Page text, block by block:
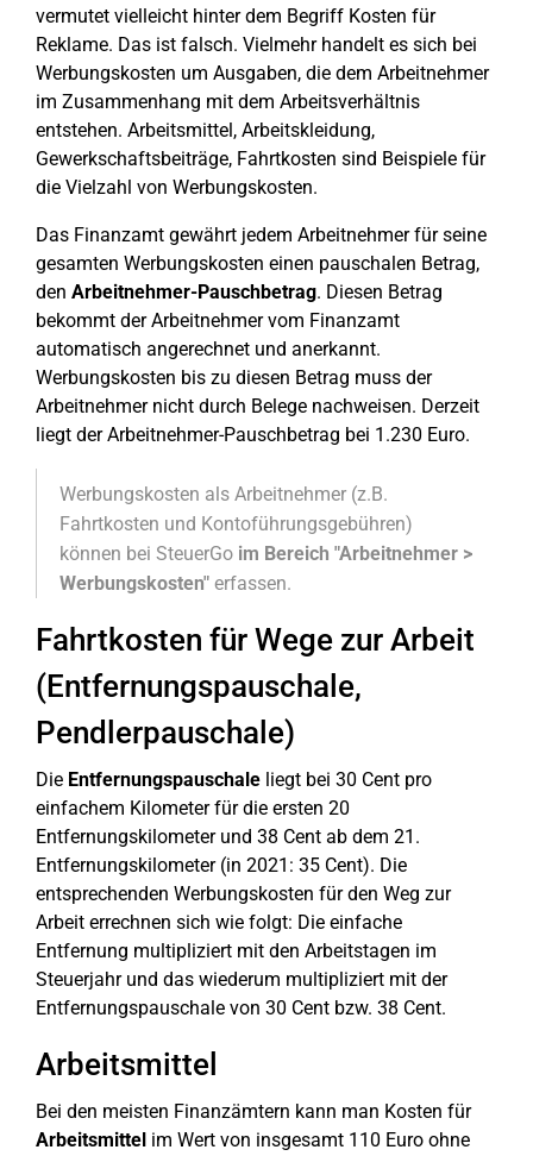
vermutet vielleicht hinter dem Begriff Kosten für
Reklame. Das ist falsch. Vielmehr handelt es sich bei
Werbungskosten um Ausgaben, die dem Arbeitnehmer
im Zusammenhang mit dem Arbeitsverhältnis
entstehen. Arbeitsmittel, Arbeitskleidung,
Gewerkschaftsbeiträge, Fahrtkosten sind Beispiele für
die Vielzahl von Werbungskosten.
Das Finanzamt gewährt jedem Arbeitnehmer für seine
gesamten Werbungskosten einen pauschalen Betrag,
den Arbeitnehmer-Pauschbetrag. Diesen Betrag
bekommt der Arbeitnehmer vom Finanzamt
automatisch angerechnet und anerkannt.
Werbungskosten bis zu diesen Betrag muss der
Arbeitnehmer nicht durch Belege nachweisen. Derzeit
liegt der Arbeitnehmer-Pauschbetrag bei 1.230 Euro.
Werbungskosten als Arbeitnehmer (z.B.
Fahrtkosten und Kontoführungsgebühren)
können bei SteuerGo im Bereich "Arbeitnehmer >
Werbungskosten" erfassen.
Fahrtkosten für Wege zur Arbeit
(Entfernungspauschale,
Pendlerpauschale)
Die Entfernungspauschale liegt bei 30 Cent pro
einfachem Kilometer für die ersten 20
Entfernungskilometer und 38 Cent ab dem 21.
Entfernungskilometer (in 2021: 35 Cent). Die
entsprechenden Werbungskosten für den Weg zur
Arbeit errechnen sich wie folgt: Die einfache
Entfernung multipliziert mit den Arbeitstagen im
Steuerjahr und das wiederum multipliziert mit der
Entfernungspauschale von 30 Cent bzw. 38 Cent.
Arbeitsmittel
Bei den meisten Finanzämtern kann man Kosten für
Arbeitsmittel im Wert von insgesamt 110 Euro ohne